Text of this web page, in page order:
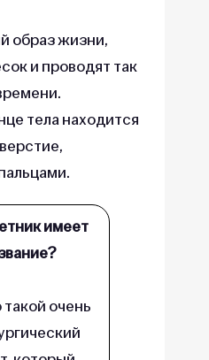
образ жизни,
и проводят так
тела находится
имеет
очень